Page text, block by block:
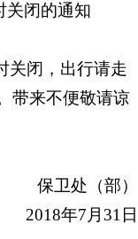
关闭的通知
关闭，出行请走
带来不便敬请谅
保卫处（部）
2018年7月31日